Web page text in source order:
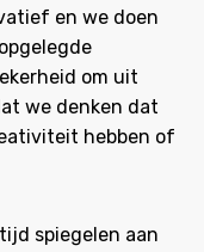
en we doen
om uit
we denken dat
hebben of
spiegelen aan